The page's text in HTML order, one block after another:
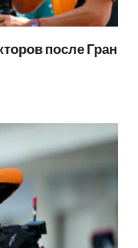
после Гран